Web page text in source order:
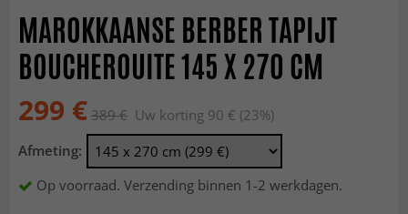
MAROKKAANSE BERBER TAPIJT
BOUCHEROUITE 145 X 270 CM
299 € 389 € Uw korting 90 € (23%)
Afmeting:
Op voorraad. Verzending binnen 1-2 werkdagen.